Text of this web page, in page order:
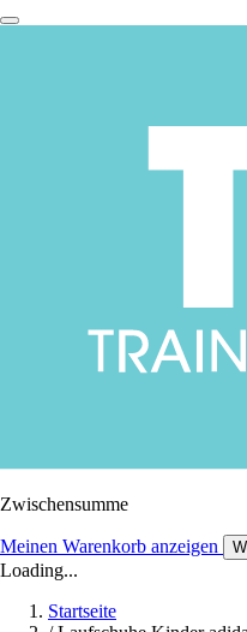
Zwischensumme
Meinen Warenkorb anzeigen
Loading...
Startseite